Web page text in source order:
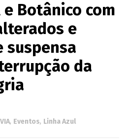
e Botânico com
e
suspensa
da
, Eventos, Linha Azul